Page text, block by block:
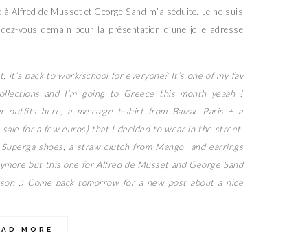
de Musset et George Sand m’a séduite. Je ne suis
vous demain pour la présentation d’une jolie adresse
back to work/school for everyone? It’s one of my fav
and I’m going to Greece this month yeaah !
outfits here, a message t-shirt from Balzac Paris + a
for a few euros) that I decided to wear in the street.
shoes, a straw clutch from Mango and earrings
but this one for Alfred de Musset and George Sand
:) Come back tomorrow for a new post about a nice
MORE